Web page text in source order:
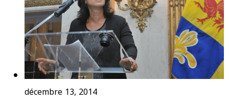
décembre 13, 2014